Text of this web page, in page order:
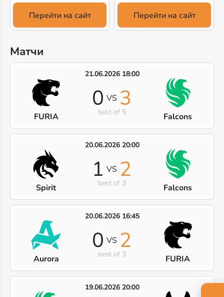
Перейти на сайт Перейти на сайт
Матчи
21.06.2026 18:00
FURIA
0 VS 3
best of 5 Falcons
20.06.2026 20:00
Spirit
1 VS 2
best of 3 Falcons
20.06.2026 16:45
Aurora
0 VS 2
best of 3 FURIA
19.06.2026 20:00